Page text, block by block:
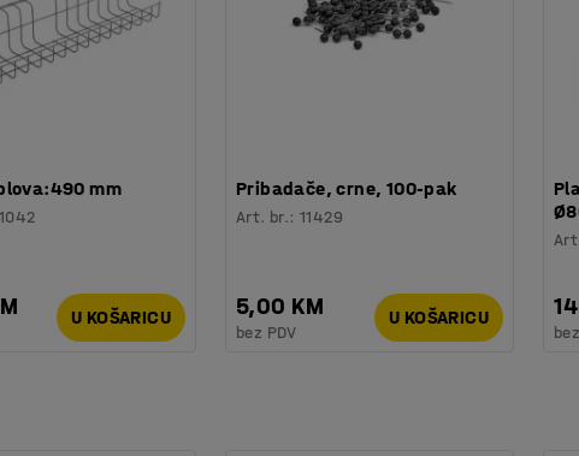
mm
U KOŠARICU
Pribadače, crne, 100-pak
Art. br.:11429
5,00 KM
bez PDV
U KOŠARICU